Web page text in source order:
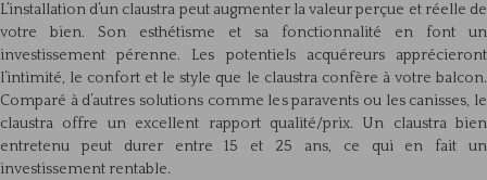
L’installation d’un claustra peut augmenter la valeur perçue et réelle de
votre bien. Son esthétisme et sa fonctionnalité en font un
investissement pérenne. Les potentiels acquéreurs apprécieront
l’intimité, le confort et le style que le claustra confère à votre balcon.
Comparé à d’autres solutions comme les paravents ou les canisses, le
claustra offre un excellent rapport qualité/prix. Un claustra bien
entretenu peut durer entre 15 et 25 ans, ce qui en fait un
investissement rentable.